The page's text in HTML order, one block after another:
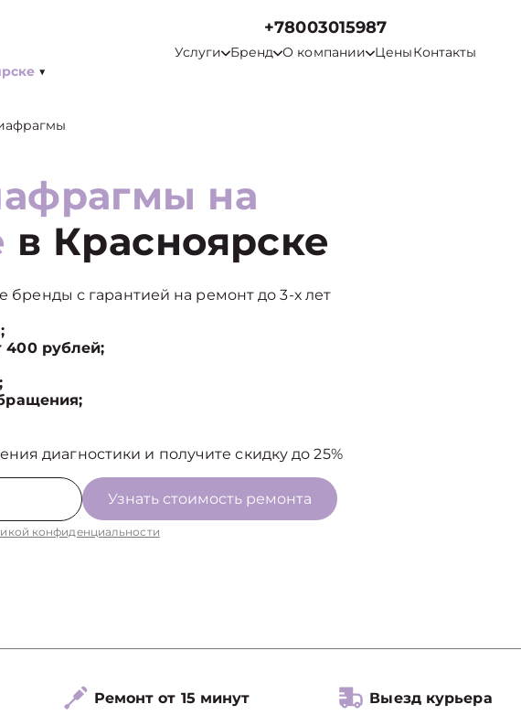
▼
+78003015987
Услуги Бренд О компании ЦеныКонтакты
на
в Красноярске
бренды с гарантией на ремонт до 3-х лет
400 рублей;
диагностики и получите скидку до 25%
Узнать стоимость ремонта
конфиденциальности
Ремонт от 15 минут
Выезд курьера